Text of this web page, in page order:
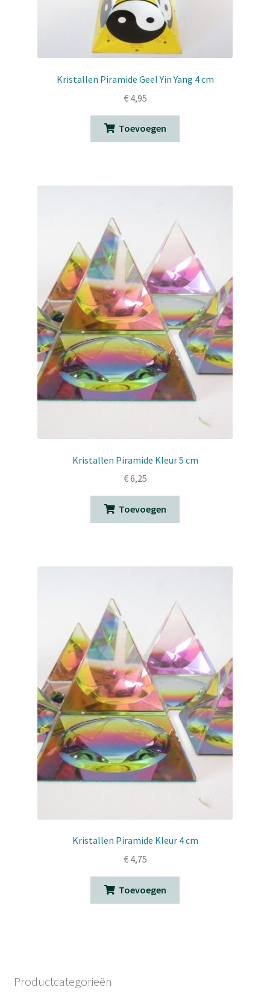
Kristallen Piramide Geel Yin Yang 4 cm
€4,95
Toevoegen
Kristallen Piramide Kleur 5 cm
€6,25
Toevoegen
Kristallen Piramide Kleur 4 cm
€4,75
Toevoegen
Productcategorieën